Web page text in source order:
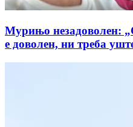
Мурињо незадоволен:
е доволен, ни треба